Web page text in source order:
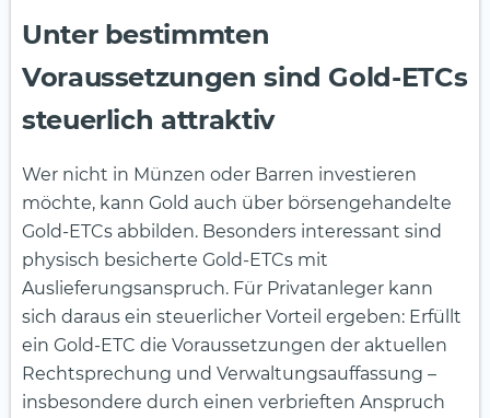
Unter bestimmten
Voraussetzungen sind Gold-ETCs
steuerlich attraktiv
Wer nicht in Münzen oder Barren investieren
möchte, kann Gold auch über börsengehandelte
Gold-ETCs abbilden. Besonders interessant sind
physisch besicherte Gold-ETCs mit
Auslieferungsanspruch. Für Privatanleger kann
sich daraus ein steuerlicher Vorteil ergeben: Erfüllt
ein Gold-ETC die Voraussetzungen der aktuellen
Rechtsprechung und Verwaltungsauffassung –
insbesondere durch einen verbrieften Anspruch